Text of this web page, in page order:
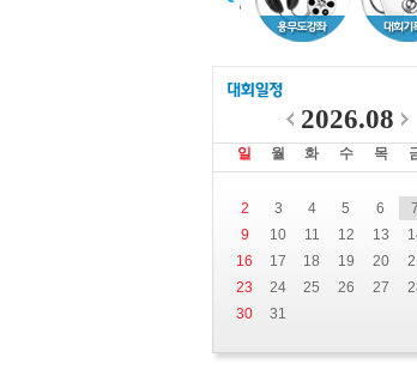
2026.08
일 월 화 수 목
2
3 4 5 6 7
9
10 11 12 13
16
17 18 19 20
23
24 25 26 27
30
31